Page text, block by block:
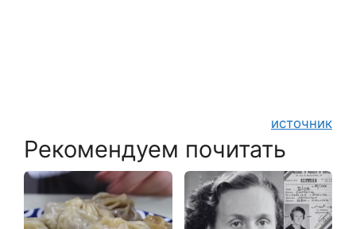
источник
Рекомендуем почитать